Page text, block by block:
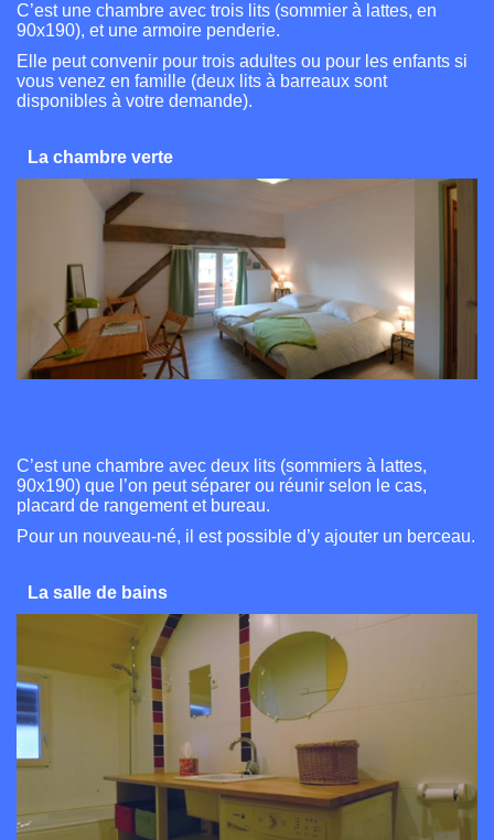
C’est une chambre avec trois lits (sommier à lattes, en
90x190), et une armoire penderie.
Elle peut convenir pour trois adultes ou pour les enfants si
vous venez en famille (deux lits à barreaux sont
disponibles à votre demande).
La chambre verte
C’est une chambre avec deux lits (sommiers à lattes,
90x190) que l’on peut séparer ou réunir selon le cas,
placard de rangement et bureau.
Pour un nouveau-né, il est possible d’y ajouter un berceau.
La salle de bains